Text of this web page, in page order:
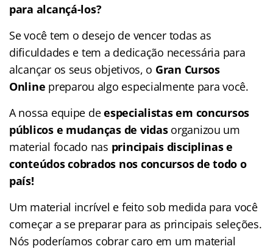
para alcançá-los?
Se você tem o desejo de vencer todas as
dificuldades e tem a dedicação necessária para
alcançar os seus objetivos, o Gran Cursos
Online preparou algo especialmente para você.
A nossa equipe deespecialistas em concursos
públicos e mudanças de vidasorganizou um
material focado nas principais disciplinas e
conteúdos cobrados nos concursos de todo o
país!
Um material incrível e feito sob medida para você
começar a se preparar para as principais seleções.
Nós poderíamos cobrar caro em um material